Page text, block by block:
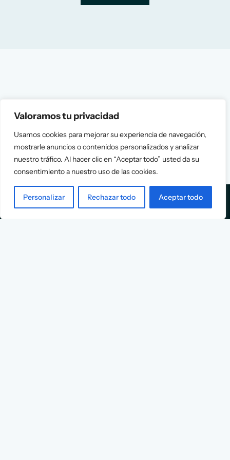
Valoramos tu privacidad
Usamos cookies para mejorar su experiencia de navegación,
mostrarle anuncios o contenidos personalizados y analizar
nuestro tráfico. Al hacer clic en “Aceptar todo” usted da su
consentimiento a nuestro uso de las cookies.
Personalizar Rechazar todo Aceptar todo